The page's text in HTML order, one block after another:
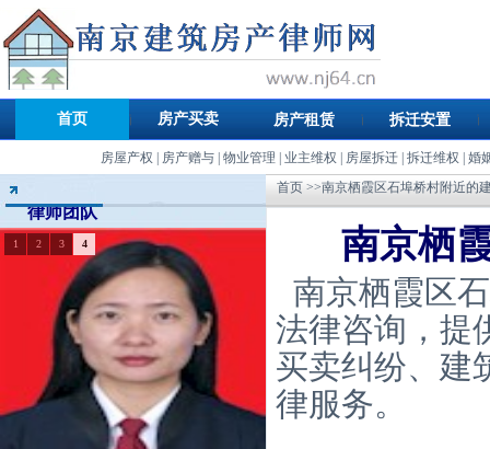
首页 房产买卖 房产租赁 拆迁安置
房屋产权 房产赠与| 物业管理 业主维权 房屋拆迁| 拆迁维权 婚
律师团队
1 2 3 4
首页 >>南京栖霞区石埠桥村附近的
南京栖
南京栖霞区
法律咨询，提
买卖纠纷、建
律服务。